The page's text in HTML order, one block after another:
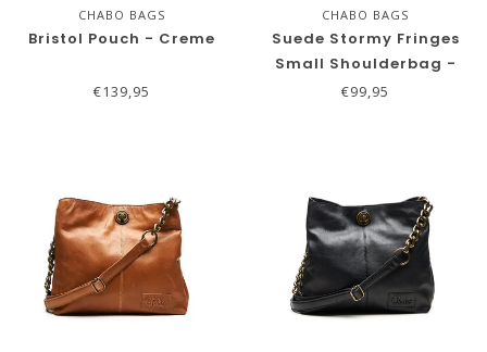
CHABO BAGS
Bristol Pouch - Creme
€139,95
CHABO BAGS
Suede Stormy Fringes
Small Shoulderbag -
Sand
€99,95